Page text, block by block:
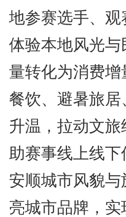
地参赛选手、
体验本地风光
量转化为消费
餐饮、避暑旅
升温，拉动文
助赛事线上线
安顺城市风貌
亮城市品牌，